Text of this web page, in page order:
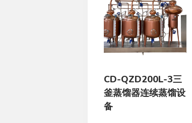
CD-QZD200L-3三
釜蒸馏器连续蒸馏设
备